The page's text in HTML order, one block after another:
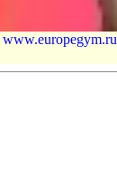
www.europegym.ru